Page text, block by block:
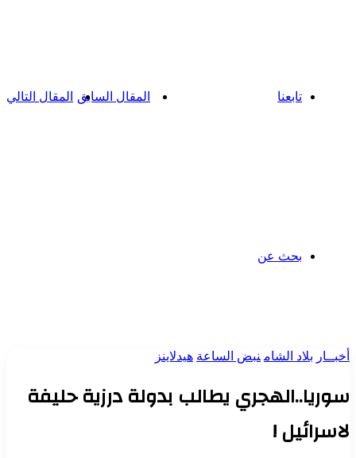
المقال السابق المقال التالي تابعنا
بحث عن
أخبــار بلاد الشام نبض الساعة هيدلاينز
سوريا..الهجري يطالب بدولة درزية حليفة
لاسرائيل !